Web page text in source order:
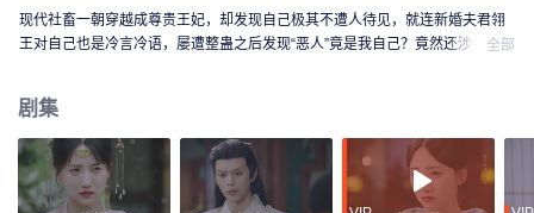
现代社畜一朝穿越成尊贵王妃，却发现自己极其不遭人待见，就连新婚夫君翎
王对自己也是冷言冷语，屡遭整蛊之后发现“恶人”竟是我自己？竟然还涉嫌翎王
全部
剧集